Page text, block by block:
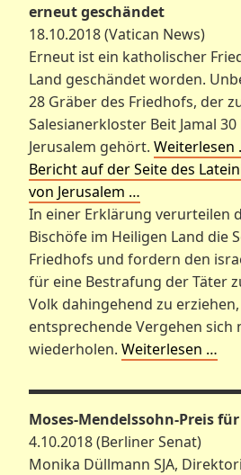
erneut geschändet
18.10.2018 (Vatican News)
Erneut ist ein katholischer
Land geschändet worden.
28 Gräber des Friedhofs, der
Salesianerkloster Beit Jamal
Jerusalem gehört. Weiterlesen
Bericht auf der Seite des
von Jerusalem …
In einer Erklärung verurteilen
Bischöfe im Heiligen Land die
Friedhofs und fordern den
für eine Bestrafung der Täter
Volk dahingehend zu
entsprechende Vergehen sich
wiederholen. Weiterlesen …
Moses-Mendelssohn-Preis
4.10.2018 (Berliner Senat)
Monika Düllmann SJA,